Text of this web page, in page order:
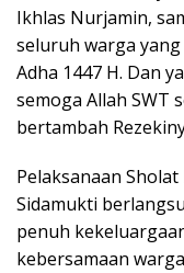
Ikhlas Nurjamin,
seluruh warga
Adha 1447 H. Dan
semoga Allah SWT
bertambah
Pelaksanaan
Sidamukti
penuh
kebersamaan